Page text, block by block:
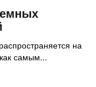
на
самым...